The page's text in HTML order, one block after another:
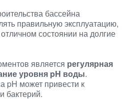
бассейна
правильную эксплуатацию,
состоянии на долгие
является регулярная
уровня pH воды.
pH может привести к
бактерий.